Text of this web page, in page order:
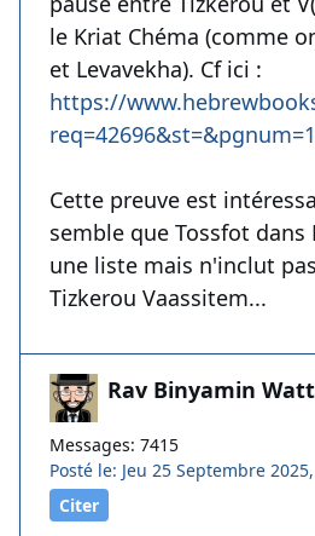
le Kriat Chéma (comme
et Levavekha). Cf ici :
https://
Cette preuve est
semble que Tossfot
une liste mais n'inclut
Tizkerou Vaassitem...
Rav Binyamin
Messages: 7415
Posté le: Jeu 25 Septembre
Citer